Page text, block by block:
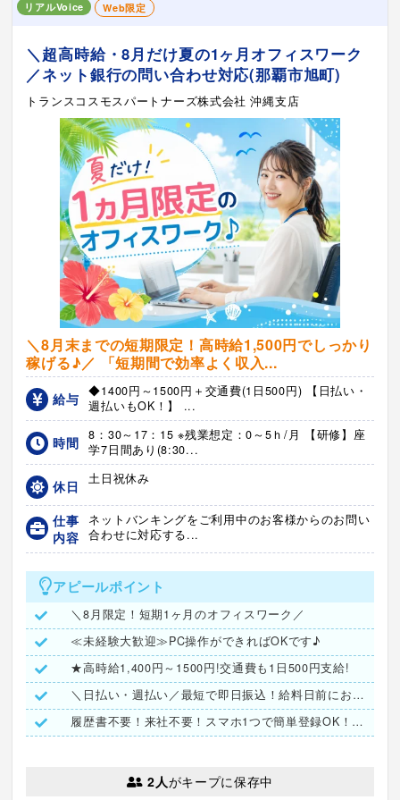
リアルVoice Web限定
＼超高時給・8月だけ夏の1ヶ月オフィスワーク
／ネット銀行の問い合わせ対応(那覇市旭町)
トランスコスモスパートナーズ株式会社 沖縄支店
＼8月末までの短期限定！高時給1,500円でしっかり
稼げる♪／ 「短期間で効率よく収入...
給与
◆1400円～1500円＋交通費(1日500円) 【日払い・
週払いもOK！】 ...
時間
8：30～17：15 ※残業想定：0～5ｈ/月 【研修】座
学7日間あり(8:30...
休日 土日祝休み
仕事
内容
ネットバンキングをご利用中のお客様からのお問い
合わせに対応する...
アピールポイント
＼8月限定！短期1ヶ月のオフィスワーク／
≪未経験大歓迎≫PC操作ができればOKです♪
★高時給1,400円～1500円!交通費も1日500円支給!
＼日払い・週払い／最短で即日振込！給料日前にお給料GET！
履歴書不要！来社不要！スマホ1つで簡単登録OK！！！
2人がキープに保存中